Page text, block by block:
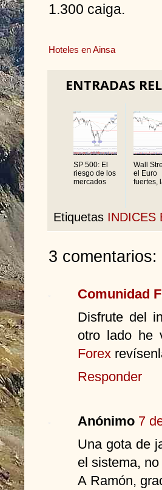
1.300 caiga.
Hoteles en Ainsa
ENTRADAS
SP 500: El
riesgo de los
mercados
Wall
el Euro
fuertes,
Etiquetas INDICES
3 comentarios:
Comunidad
Disfrute del
otro lado he
Forex
Responder
Anónimo 7
Una gota de
el sistema,
A Ramón,